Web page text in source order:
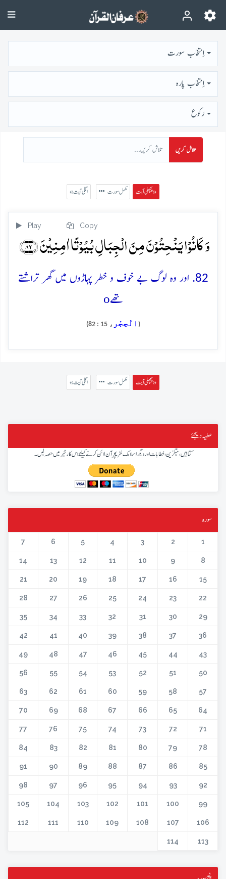
اِنتخاب سورت
اِنتخاب پارہ
رُكوع
تلاش کریں
پچھلی آیت » مکمل سورت « اگلی آیت
Play Copy
وَ کَانُوۡا یَنۡحِتُوۡنَ مِنَ الۡجِبَالِ بُیُوۡتًا اٰمِنِیۡنَ ﴿۸۲﴾
82. اور وہ لوگ بے خوف و خطر پہاڑوں میں گھر تراشتے
تھےo
( الْحِجْر ، 15 : 82)
پچھلی آیت » مکمل سورت « اگلی آیت
عطیہ دیجئے
کتابیں، میگزین، خطابات اور دیگر اسلامک لٹریچر آن لائن کرنے کیلئے اس کار خیر میں حصہ لیں۔
سورہ
1
2
3
4
5
6
7
8
9
10
11
12
13
14
15
16
17
18
19
20
21
22
23
24
25
26
27
28
29
30
31
32
33
34
35
36
37
38
39
40
41
42
43
44
45
46
47
48
49
50
51
52
53
54
55
56
57
58
59
60
61
62
63
64
65
66
67
68
69
70
71
72
73
74
75
76
77
78
79
80
81
82
83
84
85
86
87
88
89
90
91
92
93
94
95
96
97
98
99
100
101
102
103
104
105
106
107
108
109
110
111
112
113
114